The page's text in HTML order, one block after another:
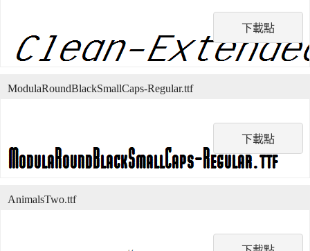
下載點
下載點
ModulaRoundBlackSmallCaps-Regular.ttf
AnimalsTwo.ttf